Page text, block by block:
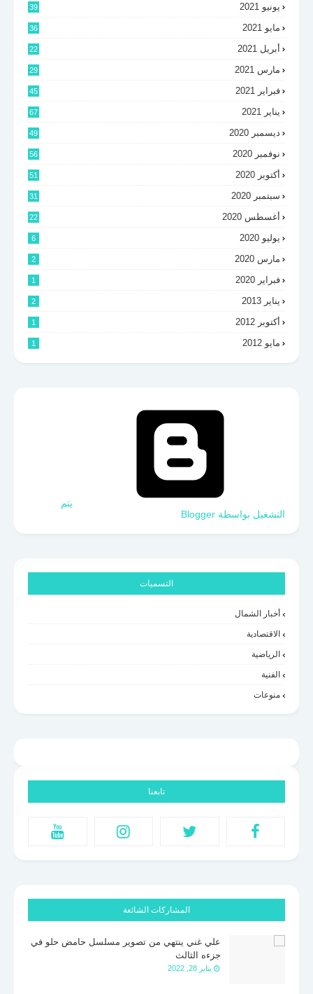
يونيو 2021 39
مايو 2021 36
أبريل 2021 22
مارس 2021 29
فبراير 2021 45
يناير 2021 67
ديسمبر 2020 49
نوفمبر 2020 56
أكتوبر 2020 51
سبتمبر 2020 31
أغسطس 2020 22
يوليو 2020 6
مارس 2020 2
فبراير 2020 1
يناير 2013 2
أكتوبر 2012 1
مايو 2012 1
‏يتم
التشغيل بواسطة Blogger
التسميات
أخبار الشمال
الاقتصادية
الرياضية
الفنية
منوعات
تابعنا
المشاركات الشائعة
علي غني ينتهي من تصوير مسلسل حامض حلو في
جزءه الثالث
يناير 28, 2022